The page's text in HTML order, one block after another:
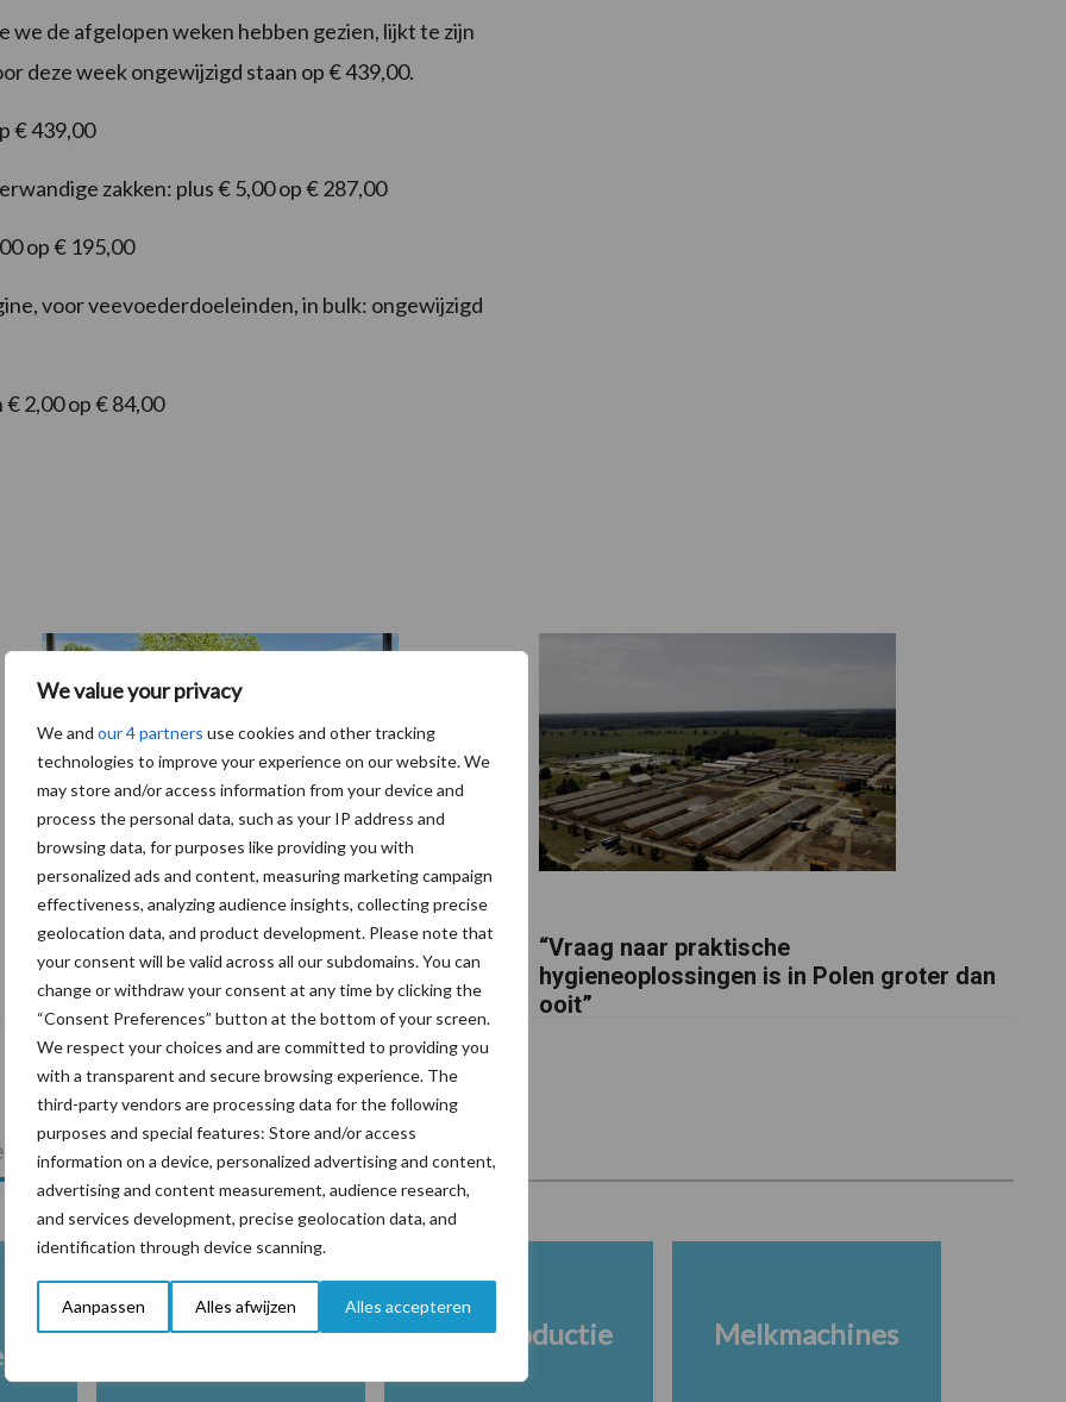
We value your privacy
We and our 4 partners use cookies and other tracking
technologies to improve your experience on our website. We
may store and/or access information from your device and
process the personal data, such as your IP address and
browsing data, for purposes like providing you with
personalized ads and content, measuring marketing campaign
effectiveness, analyzing audience insights, collecting precise
geolocation data, and product development. Please note that
your consent will be valid across all our subdomains. You can
change or withdraw your consent at any time by clicking the
“Consent Preferences” button at the bottom of your screen.
We respect your choices and are committed to providing you
with a transparent and secure browsing experience. The
third-party vendors are processing data for the following
purposes and special features: Store and/or access
information on a device, personalized advertising and content,
advertising and content measurement, audience research,
and services development, precise geolocation data, and
identification through device scanning.
Aanpassen Alles afwijzen Alles accepteren
de afgelopen weken hebben gezien, lijkt te zijn
deze week ongewijzigd staan op € 439,00.
€ 439,00
zakken: plus € 5,00 op € 287,00
op € 195,00
voor veevoederdoeleinden, in bulk: ongewijzigd
2,00 op € 84,00
Tien praktische tips voor een langere
levensduur
“Vraag naar praktische
hygieneoplossingen is in Polen groter dan
ooit”
Veevoer Wet en regelgeving
Melkproductie Melkmachines